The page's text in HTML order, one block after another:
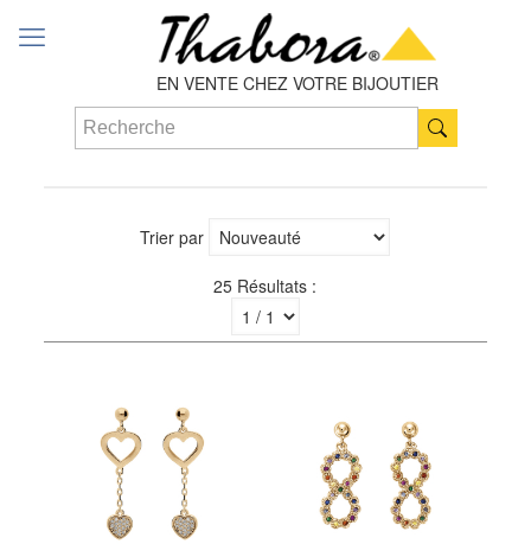
EN VENTE CHEZ VOTRE BIJOUTIER
Trier par
25 Résultats :